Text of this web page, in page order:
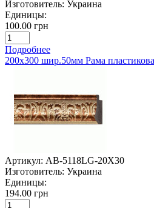
Изготовитель: Украина
Единицы:
100.00 грн
Подробнее
200х300 шир.50мм Рама
Артикул: AB-5118LG-20X30
Изготовитель: Украина
Единицы:
194.00 грн